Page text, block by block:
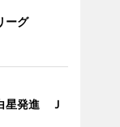
ーグ
星発進 Ｊ